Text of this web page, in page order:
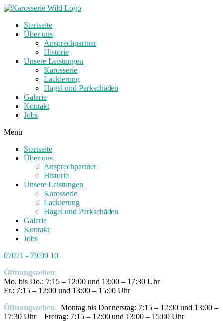
Zum
springenStartseite
Über uns
Ansprechpartner
Historie
Unsere Leistungen
Karosserie
Lackierung
Hagel und Parkschäden
Galerie
Kontakt
Jobs
Menü
Startseite
Über uns
Ansprechpartner
Historie
Unsere Leistungen
Karosserie
Lackierung
Hagel und Parkschäden
Galerie
Kontakt
Jobs
07071 - 79 09 10
Öffnungszeiten:
Mo. bis Do.: 7:15 – 12:00 und 13:00 – 17:30 Uhr
Fr.: 7:15 – 12:00 und 13:00 – 15:00 Uhr
Öffnungszeiten: Montag bis Donnerstag: 7:15 – 12:00 und 13:00 –
17:30 Uhr Freitag: 7:15 – 12:00 und 13:00 – 15:00 Uhr